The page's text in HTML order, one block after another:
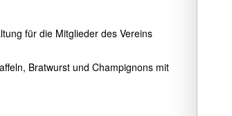
für die Mitglieder des Vereins
Bratwurst und Champignons mit